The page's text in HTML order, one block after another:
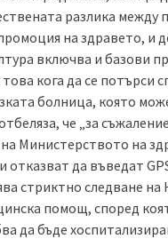
разлика между
на здравето, и
включва и базови
това кога да се потърси
болница, която
че „за
Министерството на
отказват да въведат
стриктно следване на
помощ, според
да бъде